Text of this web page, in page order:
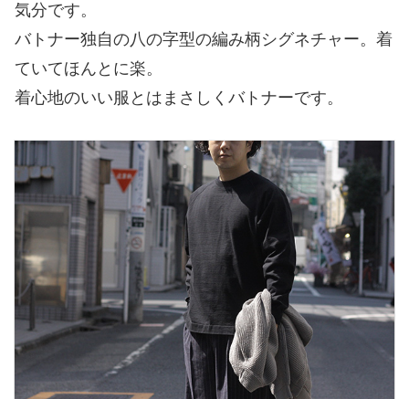
気分です。
バトナー独自の八の字型の編み柄シグネチャー。着
ていてほんとに楽。
着心地のいい服とはまさしくバトナーです。